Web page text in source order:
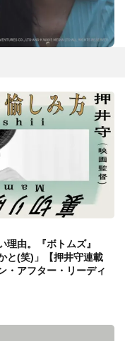
由。『ボトムズ』
と(笑)」【押井守連載
・アフター・リーディ